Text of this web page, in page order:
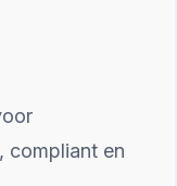
compliant en